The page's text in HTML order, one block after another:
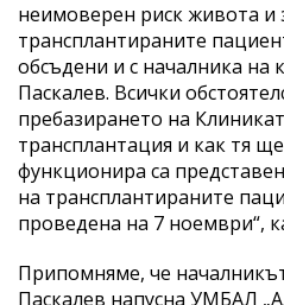
неимоверен риск живота и
трансплантираните
обсъдени и с началника на
Паскалев. Всички
пребазирането на
трансплантация и как тя
функционира са
на трансплантираните
проведена на 7 ноември“,
Припомняме, че
Паскалев напусна УМБАЛ